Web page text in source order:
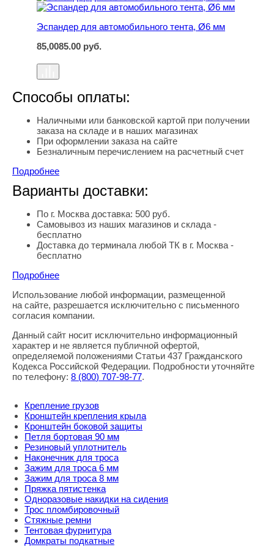
Эспандер для автомобильного тента, Ø6 мм
85,0085.00 руб.
Способы оплаты:
Наличными или банковской картой при получении
заказа на складе и в наших магазинах
При оформлении заказа на сайте
Безналичным перечислением на расчетный счет
Подробнее
Варианты доставки:
По г. Москва доставка: 500 руб.
Самовывоз из наших магазинов и склада -
бесплатно
Доставка до терминала любой ТК в г. Москва -
бесплатно
Подробнее
Правовая информация
Использование любой информации, размещенной
на сайте, разрешается исключительно с письменного
согласия компании.
Данный сайт носит исключительно информационный
характер и не является публичной офертой,
определяемой положениями Статьи 437 Гражданского
Кодекса Российской Федерации. Подробности уточняйте
по телефону: 8 (800) 707-98-77.
Крепление грузов
Кронштейн крепления крыла
Кронштейн боковой защиты
Петля бортовая 90 мм
Резиновый уплотнитель
Наконечник для троса
Зажим для троса 6 мм
Зажим для троса 8 мм
Пряжка пятистенка
Одноразовые накидки на сидения
Трос пломбировочный
Стяжные ремни
Тентовая фурнитура
Домкраты подкатные